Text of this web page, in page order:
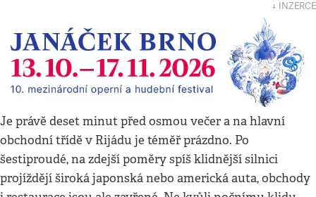
↓ INZERCE
Je právě deset minut před osmou večer a na hlavní
obchodní třídě v Rijádu je téměř prázdno. Po
šestiproudé, na zdejší poměry spíš klidnější silnici
projíždějí široká japonská nebo americká auta, obchody